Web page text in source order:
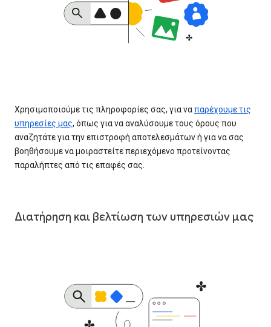
Χρησιμοποιούμε τις πληροφορίες σας, για ναπαρέχουμε τις
υπηρεσίες μας, όπως για να αναλύσουμε τους όρους που
αναζητάτε για την επιστροφή αποτελεσμάτων ή για να σας
βοηθήσουμε να μοιραστείτε περιεχόμενο προτείνοντας
παραλήπτες από τις επαφές σας.
Διατήρηση και βελτίωση των υπηρεσιών μας